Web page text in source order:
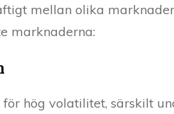
mellan olika
marknaderna:
hög volatilitet, särskilt